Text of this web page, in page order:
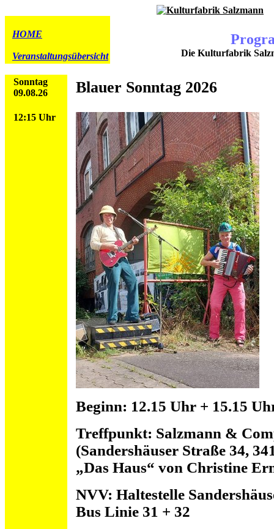
HOME
Veranstaltungsübersicht Die Kulturfabrik
Sonntag
09.08.26
Blauer Sonntag 2026
12:15 Uhr
Beginn: 12.15 Uhr + 15.15
Treffpunkt: Salzmann &
(Sandershäuser Straße 34,
„Das Haus“ von Christine
NVV: Haltestelle
Bus Linie 31 + 32